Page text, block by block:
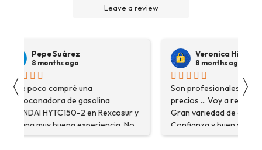
Leave a review
〈
Pepe Suárez
8 months ago
Hace poco compré una
destoconadora de gasolina
HYUNDAI HYTC150-2 en Rexcosur y
fue una muy buena experiencia. No
solo me encontré el producto que
Veronica Hidalgo
8 months ago
Son profesionales ,
precios ... Voy a repetir
Gran variedad de
Confianza y buen servicio.
〉